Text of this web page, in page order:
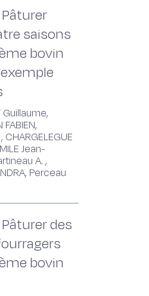
saisons
bovin
Guillaume,
CHARGELEGUE
Jean-
A. ,
Perceau
des
bovin